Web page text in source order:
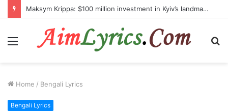
Maksym Krippa: $100 million investment in Kyiv’s landmark properties
Menu
Home / Bengali Lyrics
Bengali Lyrics